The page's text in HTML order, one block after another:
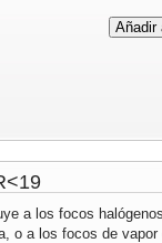
a los focos
o a los focos de